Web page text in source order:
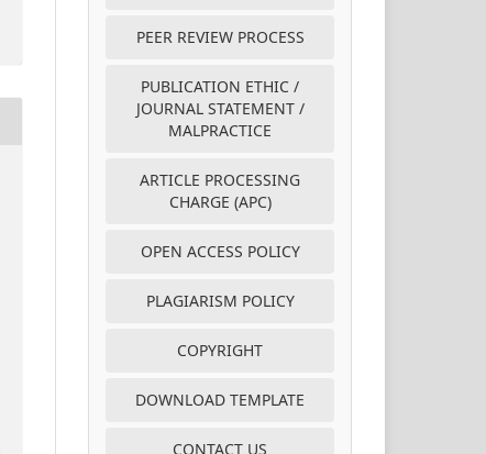
PEER REVIEW PROCESS
PUBLICATION ETHIC /
JOURNAL STATEMENT /
MALPRACTICE
ARTICLE PROCESSING
CHARGE (APC)
OPEN ACCESS POLICY
PLAGIARISM POLICY
COPYRIGHT
DOWNLOAD TEMPLATE
CONTACT US